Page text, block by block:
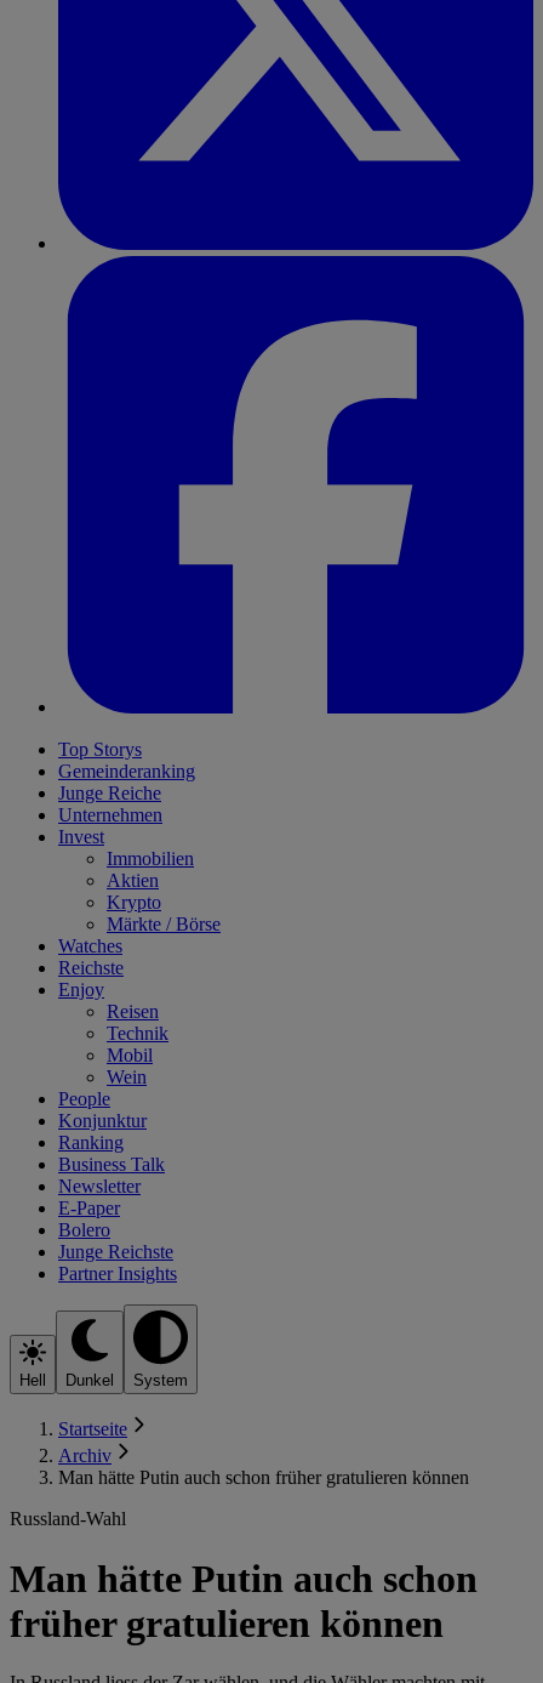
Top Storys
Gemeinderanking
Junge Reiche
Unternehmen
Invest
Immobilien
Aktien
Krypto
Märkte / Börse
Watches
Reichste
Enjoy
Reisen
Technik
Mobil
Wein
People
Konjunktur
Ranking
Business Talk
Newsletter
E-Paper
Bolero
Junge Reichste
Partner Insights
Hell Dunkel System
Startseite
Archiv
Man hätte Putin auch schon früher gratulieren können
Russland-Wahl
Man hätte Putin auch schon
früher gratulieren können